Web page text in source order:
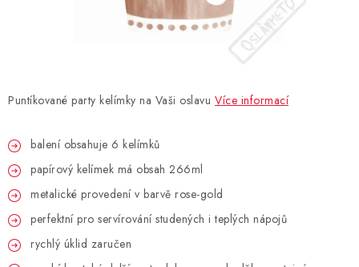
DORTOVÉ SVÍČKY A OZDOBY
DÁRKY
HELIUM NA BALÓNKY
LAMPIONY
OSLAVA PODLE BAREV
Puntíkované party kelímky na Vaši oslavu Více informací
balení obsahuje 6 kelímků
papírový kelímek má obsah 266ml
metalické provedení v barvě rose-gold
perfektní pro servírování studených i teplých nápojů
rychlý úklid zaručen